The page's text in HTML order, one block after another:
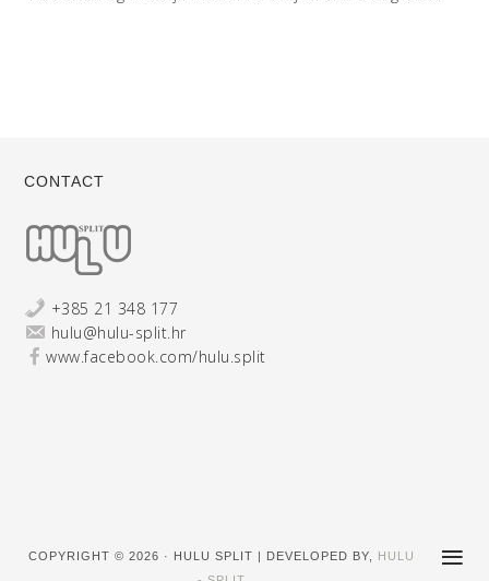
CONTACT
+385 21 348 177
hulu@hulu-split.hr
www.facebook.com/hulu.split
COPYRIGHT © 2026 · HULU SPLIT | DEVELOPED BY,
HULU